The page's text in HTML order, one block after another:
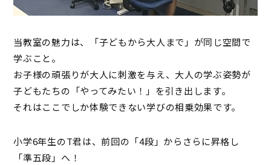
当教室の魅力は、「子どもから大人まで」が同じ空間で
学ぶこと。
お子様の頑張りが大人に刺激を与え、大人の学ぶ姿勢が
子どもたちの「やってみたい！」を引き出します。
それはここでしか体験できない学びの相乗効果です。
小学6年生のT君は、前回の「4段」からさらに昇格し
「準五段」へ！